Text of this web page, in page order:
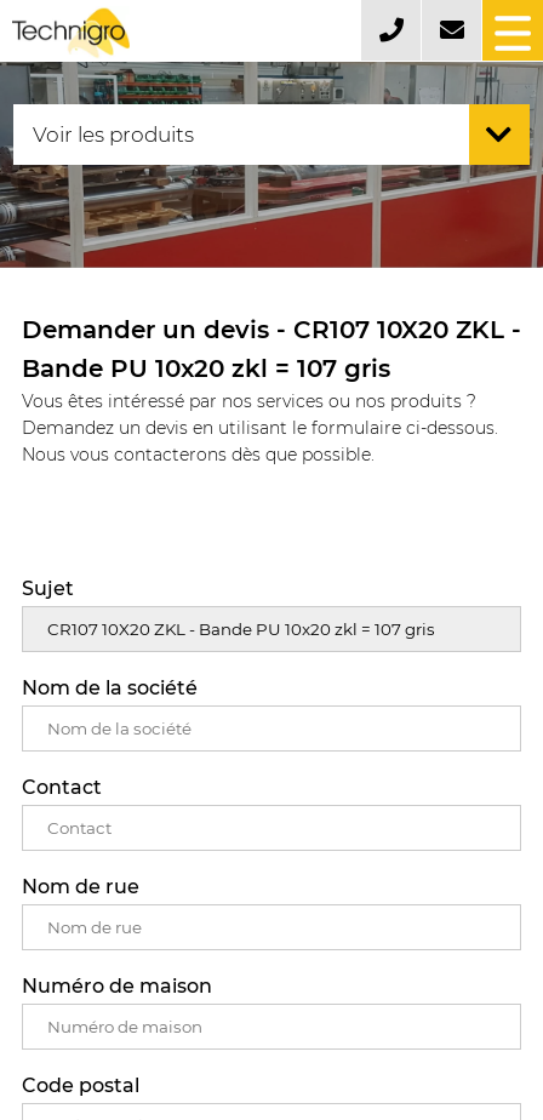
Demander un devis - CR107 10X20 ZKL -
Bande PU 10x20 zkl = 107 gris
Vous êtes intéressé par nos services ou nos produits ?
Demandez un devis en utilisant le formulaire ci-dessous.
Nous vous contacterons dès que possible.
Sujet
Nom de la société
Contact
Nom de rue
Numéro de maison
Code postal